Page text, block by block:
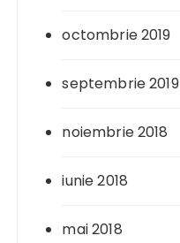
octombrie 2019
septembrie 2019
noiembrie 2018
iunie 2018
mai 2018